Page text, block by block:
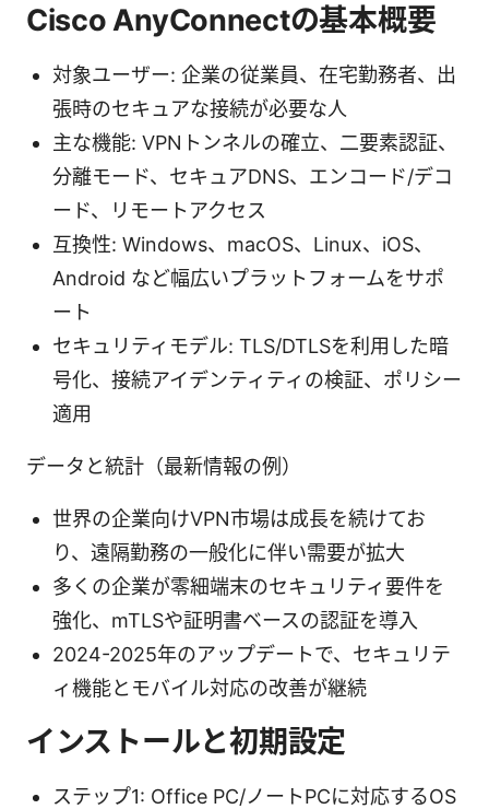
Cisco AnyConnectの基本概要
対象ユーザー: 企業の従業員、在宅勤務者、出
張時のセキュアな接続が必要な人
主な機能: VPNトンネルの確立、二要素認証、
分離モード、セキュアDNS、エンコード/デコ
ード、リモートアクセス
互換性: Windows、macOS、Linux、iOS、
Android など幅広いプラットフォームをサポ
ート
セキュリティモデル: TLS/DTLSを利用した暗
号化、接続アイデンティティの検証、ポリシー
適用
データと統計（最新情報の例）
世界の企業向けVPN市場は成長を続けてお
り、遠隔勤務の一般化に伴い需要が拡大
多くの企業が零細端末のセキュリティ要件を
強化、mTLSや証明書ベースの認証を導入
2024-2025年のアップデートで、セキュリテ
ィ機能とモバイル対応の改善が継続
インストールと初期設定
ステップ1: Office PC/ノートPCに対応するOS